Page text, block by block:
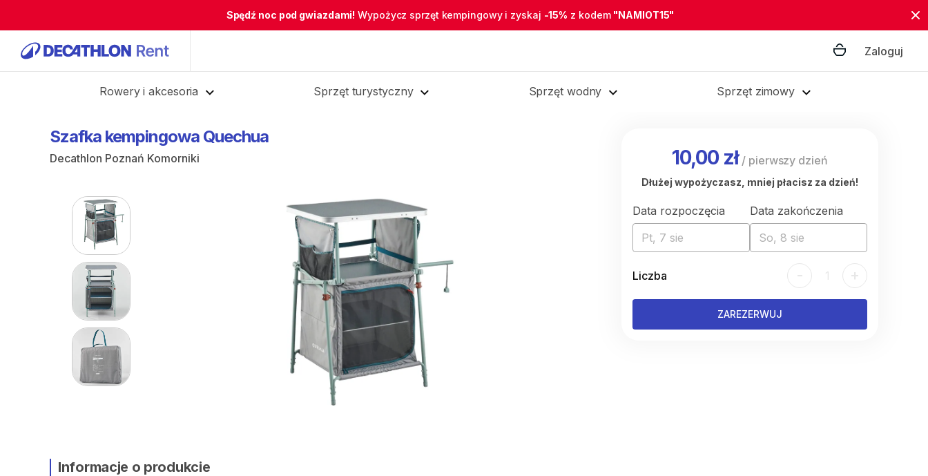
Spędź noc pod gwiazdami! Wypożycz sprzęt kempingowy i zyskaj -15% z kodem "NAMIOT15"
Zaloguj
Rowery i akcesoria Sprzęt turystyczny Sprzęt wodny Sprzęt zimowy
Szafka kempingowa Quechua
Decathlon Poznań Komorniki
Informacje o produkcie
10,00 zł/ pierwszy dzień
Dłużej wypożyczasz, mniej płacisz za dzień!
Data rozpoczęcia
Pt, 7 sie
Data zakończenia
So, 8 sie
Liczba - 1 +
ZAREZERWUJ